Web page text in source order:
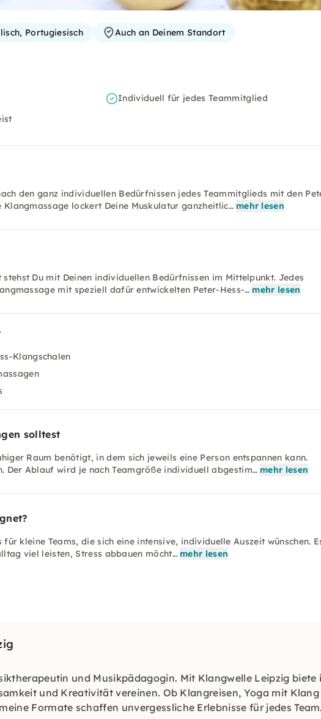
Portugiesisch Auch an Deinem Standort
Individuell für jedes Teammitglied
den ganz individuellen Bedürfnissen jedes Teammitglieds mit den
Klangmassage lockert Deine Muskulatur ganzheitlic… mehr lesen
stehst Du mit Deinen individuellen Bedürfnissen im Mittelpunkt. Jedes
mit speziell dafür entwickelten Peter-Hess-… mehr lesen
Klangschalen
solltest
Raum benötigt, in dem sich jeweils eine Person entspannen kann.
Der Ablauf wird je nach Teamgröße individuell abgestim… mehr lesen
für kleine Teams, die sich eine intensive, individuelle Auszeit wünschen.
viel leisten, Stress abbauen möcht… mehr lesen
und Musikpädagogin. Mit Klangwelle Leipzig biete
und Kreativität vereinen. Ob Klangreisen, Yoga mit Klang
Formate schaffen unvergessliche Erlebnisse für jedes Team.